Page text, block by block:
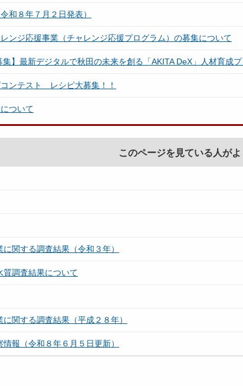
和８年７月２日発表）
ンジ応援事業（チャレンジ応援プログラム）の募集について
集】最新デジタルで秋田の未来を創る「AKITA DeX」人材育成プ
ンテスト レシピ大募集！！
ついて
このページを見ている人が
関する調査結果（令和３年）
質調査結果について
関する調査結果（平成２８年）
報（令和８年６月５日更新）